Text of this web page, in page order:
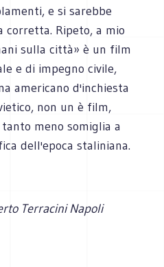
e si sarebbe
corretta. Ripeto, a mio
sulla città» è un film
e di impegno civile,
americano d'inchiesta
non un è film,
meno somiglia a
dell'epoca staliniana.
Terracini Napoli